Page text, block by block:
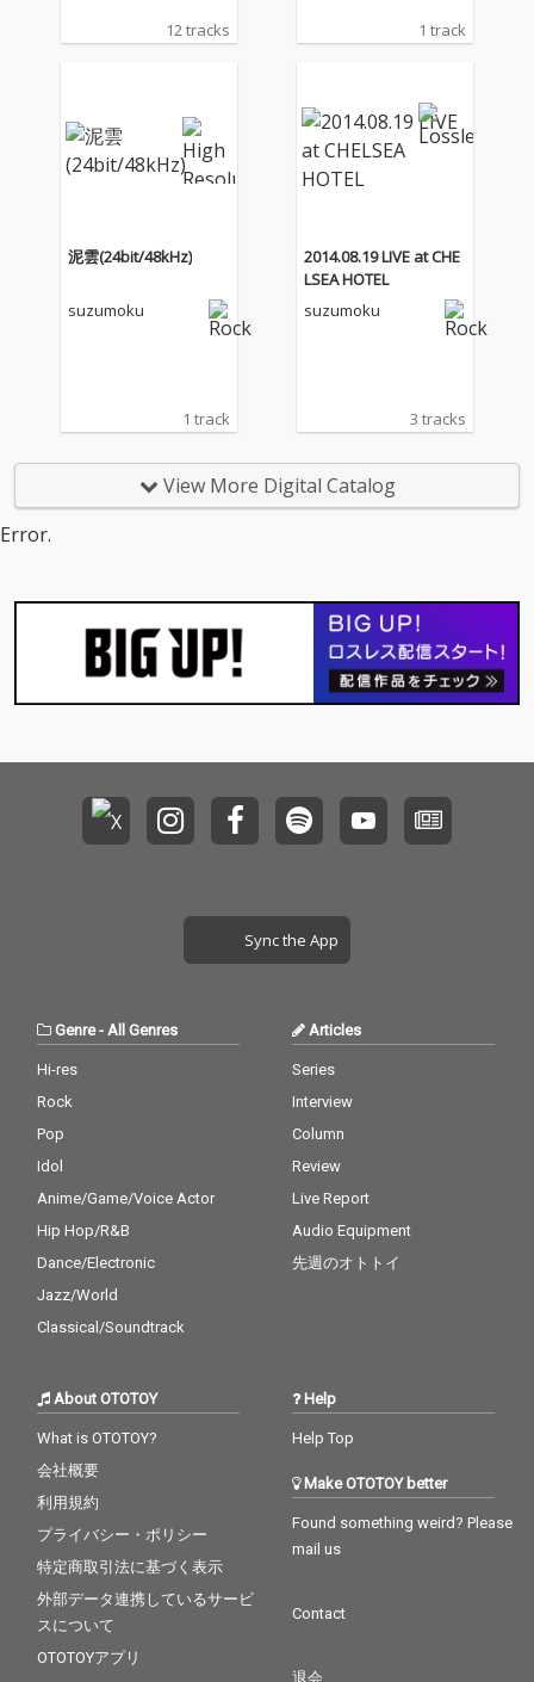
12 tracks 1 track
泥雲(24bit/48kHz)
suzumoku
1 track
2014.08.19 LIVE at CHE
LSEA HOTEL
suzumoku
3 tracks
View More Digital Catalog
Error.
Sync the App
Genre- All Genres
Hi-res
Rock
Pop
Idol
Anime/Game/Voice Actor
Hip Hop/R&B
Dance/Electronic
Jazz/World
Classical/Soundtrack
Articles
Series
Interview
Column
Review
Live Report
Audio Equipment
先週のオトトイ
About OTOTOY
What is OTOTOY?
会社概要
利用規約
プライバシー・ポリシー
特定商取引法に基づく表示
外部データ連携しているサービ
スについて
OTOTOYアプリ
Help
Help Top
Make OTOTOY better
Found something weird? Please
mail us
Contact
退会